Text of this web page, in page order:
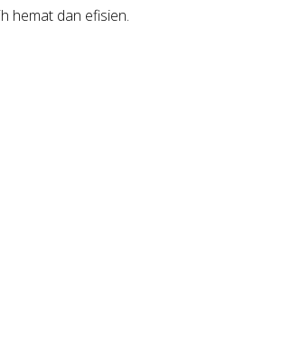
hemat dan efisien.